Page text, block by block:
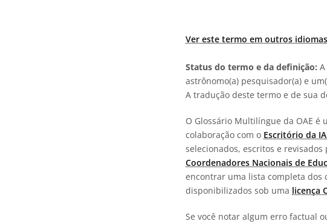
Ver este termo em outros idiomas
Status do termo e da definição:
astrônomo(a) pesquisador(a) e
A tradução deste termo e de sua
O Glossário Multilíngue da OAE é
colaboração com o Escritório da
selecionados, escritos e
Coordenadores Nacionais de
encontrar uma lista completa dos
disponibilizados sob uma licença
Se você notar algum erro factual